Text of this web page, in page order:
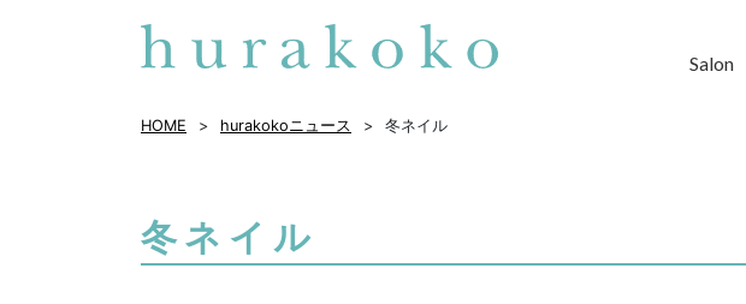
Salon
HOME hurakokoニュース 冬ネイル
冬ネイル